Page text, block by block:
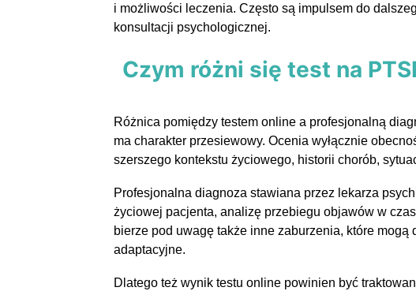
i możliwości leczenia. Często są impulsem do
konsultacji psychologicznej.
Czym różni się test na
Różnica pomiędzy testem online a profesjonalną
ma charakter przesiewowy. Ocenia wyłącznie
szerszego kontekstu życiowego, historii chorób,
Profesjonalna diagnoza stawiana przez lekarza
życiowej pacjenta, analizę przebiegu objawów w
bierze pod uwagę także inne zaburzenia, które
adaptacyjne.
Dlatego też wynik testu online powinien być